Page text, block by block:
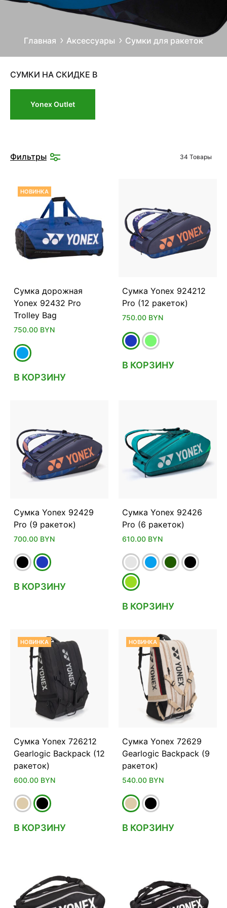
Главная Аксессуары Сумки для ракеток
Фильтры 34 Товары
НОВИНКА
Сумка дорожная
Yonex 92432 Pro
Trolley Bag
750.00 BYN
В КОРЗИНУ
Сумка Yonex 924212
Pro (12 ракеток)
750.00 BYN
В КОРЗИНУ
Сумка Yonex 92429
Pro (9 ракеток)
700.00 BYN
В КОРЗИНУ
Сумка Yonex 92426
Pro (6 ракеток)
610.00 BYN
В КОРЗИНУ
НОВИНКА
Сумка Yonex 726212
Gearlogic Backpack (12
ракеток)
600.00 BYN
В КОРЗИНУ
НОВИНКА
Сумка Yonex 72629
Gearlogic Backpack (9
ракеток)
540.00 BYN
В КОРЗИНУ
СУМКИ НА СКИДКЕ В
Yonex Outlet